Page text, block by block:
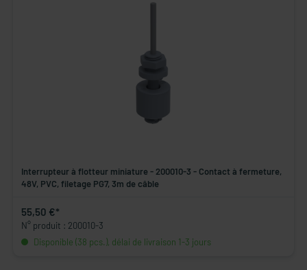
Interrupteur à flotteur miniature - 200010-3 - Contact à fermeture,
48V, PVC, filetage PG7, 3m de câble
55,50 €*
N° produit : 200010-3
Disponible (38 pcs.), délai de livraison 1-3 jours